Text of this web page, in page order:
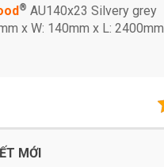
® AU140x23 Silvery grey
x W: 140mm x L: 2400mm
MỚI